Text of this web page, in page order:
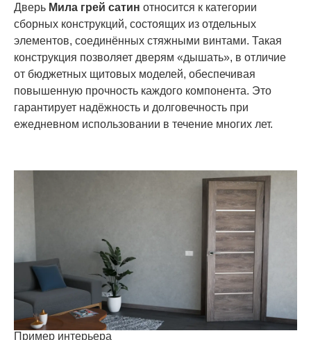
Дверь Мила грей сатин относится к категории
сборных конструкций, состоящих из отдельных
элементов, соединённых стяжными винтами. Такая
конструкция позволяет дверям «дышать», в отличие
от бюджетных щитовых моделей, обеспечивая
повышенную прочность каждого компонента. Это
гарантирует надёжность и долговечность при
ежедневном использовании в течение многих лет.
Пример интерьера